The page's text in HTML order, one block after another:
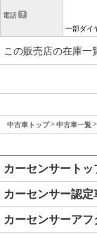
電話
一部ダイ
この販売店の在庫一
中古車トップ 中古車一覧
カーセンサートッ
カーセンサー認定
カーセンサーア